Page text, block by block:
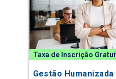
Taxa de Inscrição
Gestão